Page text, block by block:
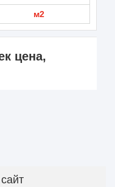
м2
цена,